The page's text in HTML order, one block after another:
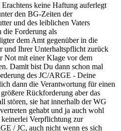
keine Haftung auferlegt
den BG-Zeiten der
und des leiblichen Vaters
Forderung als
dem Amt gegenüber in die
und Ihrer Unterhaltspflicht zurück
Not mit einer Klage vor dem
Damit bist Du dann schon mal
des JC/ARGE - Deine
dann die Verantwortung für einen
Rückforderung aber das
stören, sie hat innerhalb der WG
gehabt und ja auch wohl
Verpflichtung zur
/ JC, auch nicht wenn es sich